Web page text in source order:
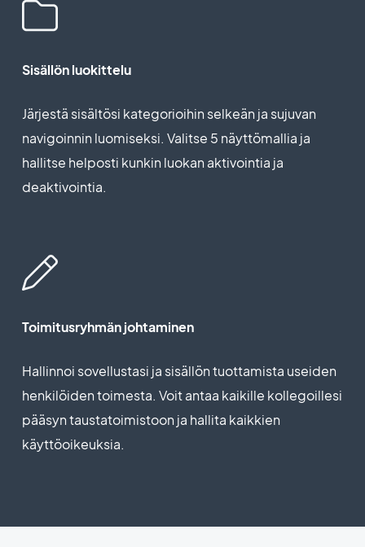
Sisällön luokittelu
Järjestä sisältösi kategorioihin selkeän ja sujuvan
navigoinnin luomiseksi. Valitse 5 näyttömallia ja
hallitse helposti kunkin luokan aktivointia ja
deaktivointia.
Toimitusryhmän johtaminen
Hallinnoi sovellustasi ja sisällön tuottamista useiden
henkilöiden toimesta. Voit antaa kaikille kollegoillesi
pääsyn taustatoimistoon ja hallita kaikkien
käyttöoikeuksia.